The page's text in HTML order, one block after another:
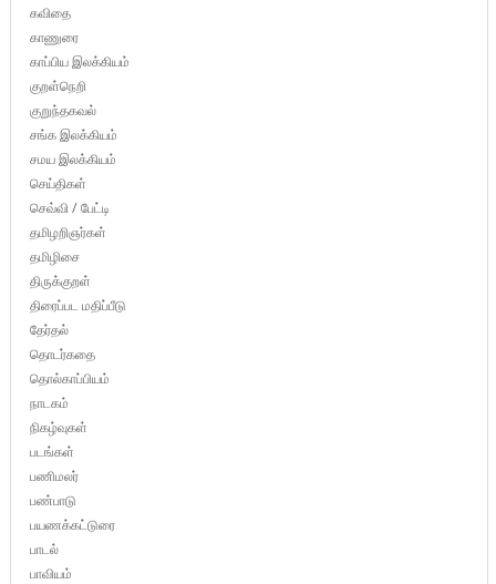
கவிதை
காணுரை
காப்பிய இலக்கியம்
குறள்நெறி
குறுந்தகவல்
சங்க இலக்கியம்
சமய இலக்கியம்
செய்திகள்
செவ்வி / பேட்டி
தமிழறிஞர்கள்
தமிழிசை
திருக்குறள்
திரைப்பட மதிப்பீடு
தேர்தல்
தொடர்கதை
தொல்காப்பியம்
நாடகம்
நிகழ்வுகள்
படங்கள்
பணிமலர்
பண்பாடு
பயணக்கட்டுரை
பாடல்
பாவியம்